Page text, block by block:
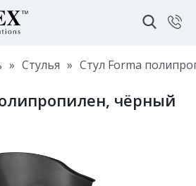
» Стулья » Стул Forma
чёрный